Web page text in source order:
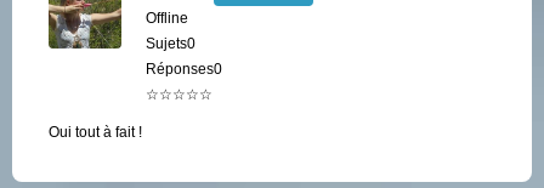
Offline
Sujets0
Réponses0
☆☆☆☆☆
Oui tout à fait !